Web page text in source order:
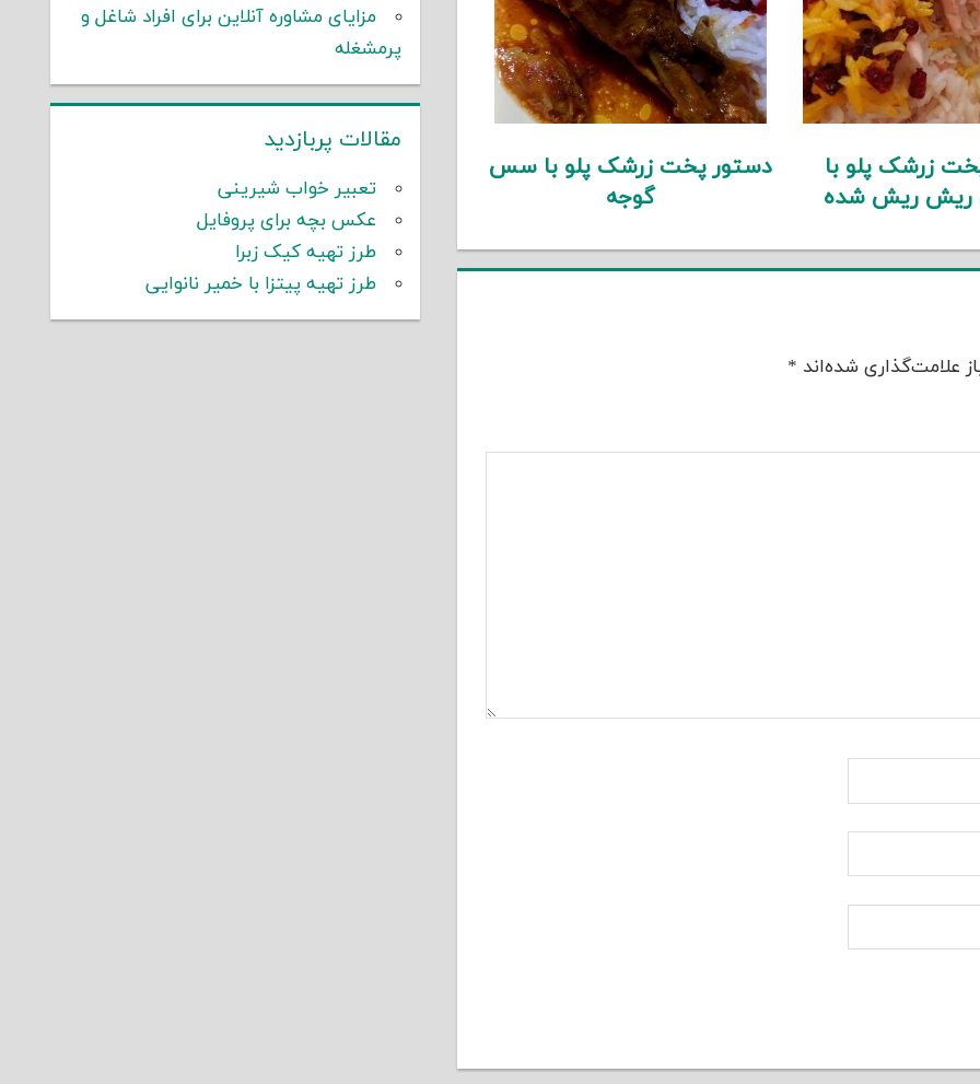
زرشک پلو با
ریش ریش شده
دستور پخت زرشک پلو با سس
گوجه
علامت‌گذاری شده‌اند *
مزایای مشاوره آنلاین برای افراد شاغل و
پرمشغله
مقالات پربازدید
تعبیر خواب شیرینی
عکس بچه برای پروفایل
طرز تهیه کیک زبرا
طرز تهیه پیتزا با خمیر نانوایی